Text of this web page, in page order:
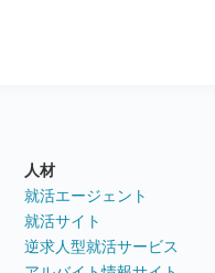
人材
就活エージェント
就活サイト
逆求人型就活サービス